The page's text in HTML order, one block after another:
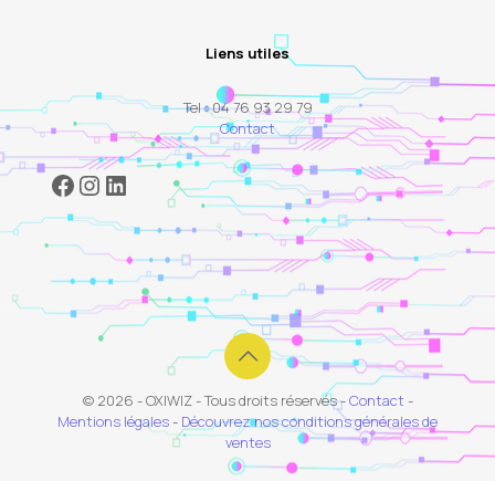
Liens utiles
Tel : 04 76 93 29 79
Contact
Facebook
Instagram
LinkedIn
© 2026 - OXIWIZ - Tous droits réservés -Contact -
Mentions légales- Découvrez nos conditions générales de
ventes